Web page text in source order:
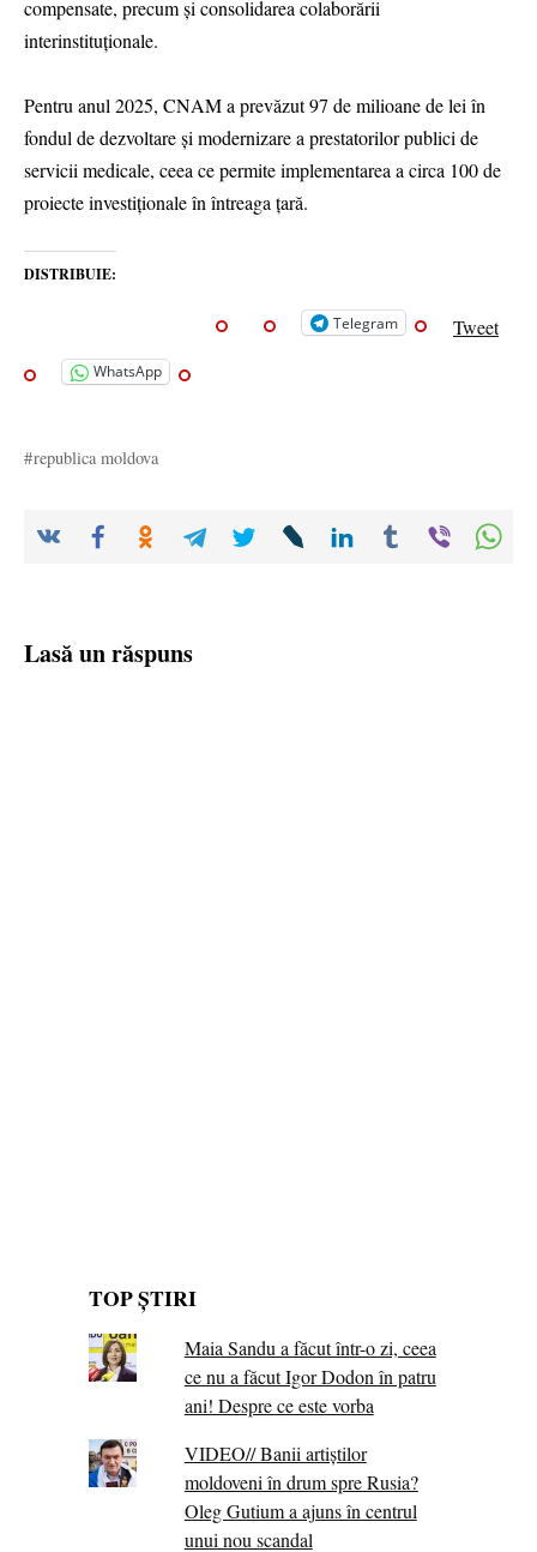
compensate, precum și consolidarea colaborării
interinstituționale.
Pentru anul 2025, CNAM a prevăzut 97 de milioane de lei în
fondul de dezvoltare și modernizare a prestatorilor publici de
servicii medicale, ceea ce permite implementarea a circa 100 de
proiecte investiționale în întreaga țară.
DISTRIBUIE:
Telegram Tweet
WhatsApp
republica moldova
Lasă un răspuns
TOP ȘTIRI
Maia Sandu a făcut într-o zi, ceea
ce nu a făcut Igor Dodon în patru
ani! Despre ce este vorba
VIDEO// Banii artiștilor
moldoveni în drum spre Rusia?
Oleg Gutium a ajuns în centrul
unui nou scandal